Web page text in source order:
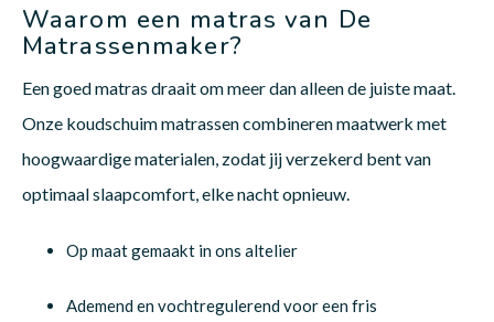
Waarom een matras van De
Matrassenmaker?
Een goed matras draait om meer dan alleen de juiste maat.
Onze koudschuim matrassen combineren maatwerk met
hoogwaardige materialen, zodat jij verzekerd bent van
optimaal slaapcomfort, elke nacht opnieuw.
Op maat gemaakt in ons altelier
Ademend en vochtregulerend voor een fris